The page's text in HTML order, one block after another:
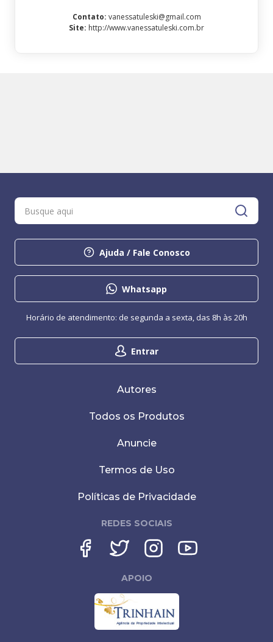
Contato: vanessatuleski@gmail.com
Site: http://www.vanessatuleski.com.br
Ajuda / Fale Conosco
Whatsapp
Entrar
Horário de atendimento: de segunda a sexta, das 8h às 20h
Autores
Todos os Produtos
Anuncie
Termos de Uso
Políticas de Privacidade
REDES SOCIAIS
APOIO